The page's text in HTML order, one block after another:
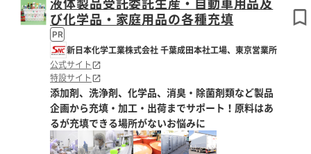
び化学品・家庭用品の各種充填
PR
新日本化学工業株式会社 千葉成田本社工場、東京営業所
公式サイト
特設サイト
添加剤、洗浄剤、化学品、消臭・除菌剤類など製品
企画から充填・加工・出荷までサポート！原料はあ
るが充填できる場所がないお悩みに